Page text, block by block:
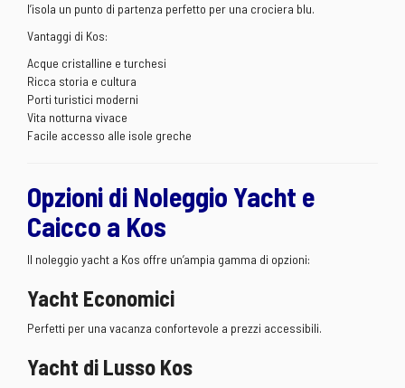
l’isola un punto di partenza perfetto per una crociera blu.
Vantaggi di Kos:
Acque cristalline e turchesi
Ricca storia e cultura
Porti turistici moderni
Vita notturna vivace
Facile accesso alle isole greche
Opzioni di Noleggio Yacht e
Caicco a Kos
Il noleggio yacht a Kos offre un’ampia gamma di opzioni:
Yacht Economici
Perfetti per una vacanza confortevole a prezzi accessibili.
Yacht di Lusso Kos